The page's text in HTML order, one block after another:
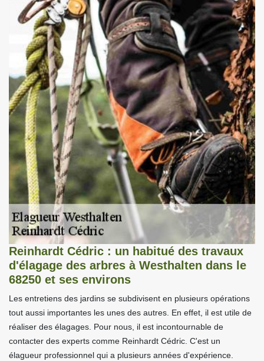
Reinhardt Cédric : un habitué des travaux
d'élagage des arbres à Westhalten dans le
68250 et ses environs
Les entretiens des jardins se subdivisent en plusieurs opérations
tout aussi importantes les unes des autres. En effet, il est utile de
réaliser des élagages. Pour nous, il est incontournable de
contacter des experts comme Reinhardt Cédric. C'est un
élagueur professionnel qui a plusieurs années d'expérience.